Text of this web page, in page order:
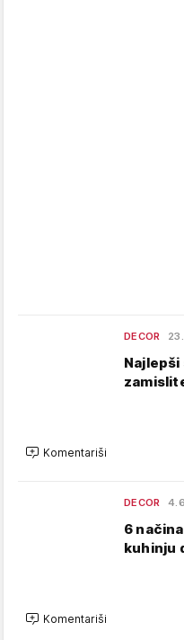
DECOR
Komentariši
DECOR
6
kuhinju
Komentariši